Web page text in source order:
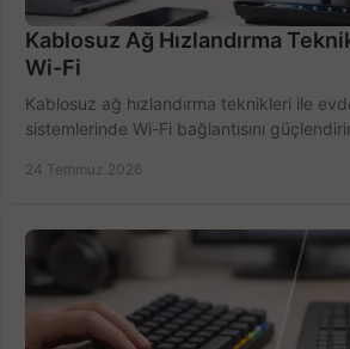
Kablosuz Ağ Hızlandırma
Wi-Fi
Kablosuz ağ hızlandırma teknikleri ile
sistemlerinde Wi-Fi bağlantısını
24 Temmuz 2026